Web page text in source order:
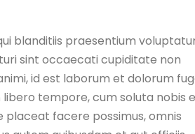
blanditiis praesentium
sint occaecati cupiditate non
id est laborum et dolorum
tempore, cum soluta nobis
placeat facere possimus, omnis